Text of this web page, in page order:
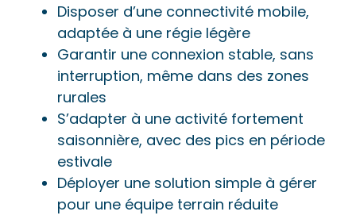
Disposer d’une connectivité mobile,
adaptée à une régie légère
Garantir une connexion stable, sans
interruption, même dans des zones
rurales
S’adapter à une activité fortement
saisonnière, avec des pics en période
estivale
Déployer une solution simple à gérer
pour une équipe terrain réduite